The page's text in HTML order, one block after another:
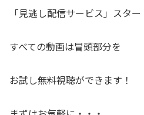
「見逃し配信サービス」スター
すべての動画は冒頭部分を
お試し無料視聴ができます！